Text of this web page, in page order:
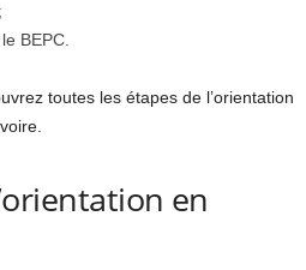
BEPC.
toutes les étapes de l’orientation
en